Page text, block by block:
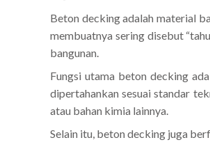
Beton decking adalah material
membuatnya sering disebut
bangunan.
Fungsi utama beton decking
dipertahankan sesuai standar
atau bahan kimia lainnya.
Selain itu, beton decking juga